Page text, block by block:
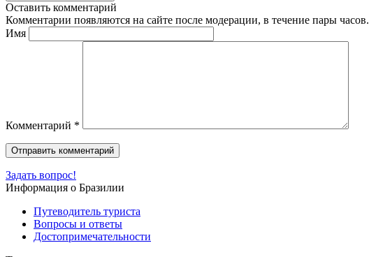
Оставить комментарий
Комментарии появляются на сайте после модерации, в течение пары часов.
Имя
Комментарий *
Задать вопрос!
Информация о Бразилии
Путеводитель туриста
Вопросы и ответы
Достопримечательности